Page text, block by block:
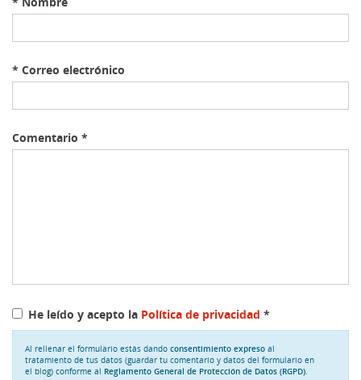
* Correo electrónico
Comentario *
He leído y acepto la Política de privacidad *
Al rellenar el formulario estás dando consentimiento expreso al
tratamiento de tus datos (guardar tu comentario y datos del formulario en
el blog) conforme al Reglamento General de Protección de Datos (RGPD).